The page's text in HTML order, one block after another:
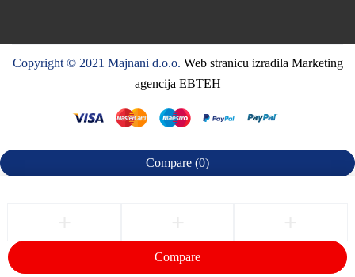
Copyright © 2021 Majnani d.o.o. Web stranicu izradila Marketing
agencija EBTEH
Compare (0)
Compare